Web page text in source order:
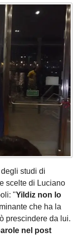
studi di
scelte di Luciano
"Yildiz non lo
che ha la
prescindere da lui.
nel post